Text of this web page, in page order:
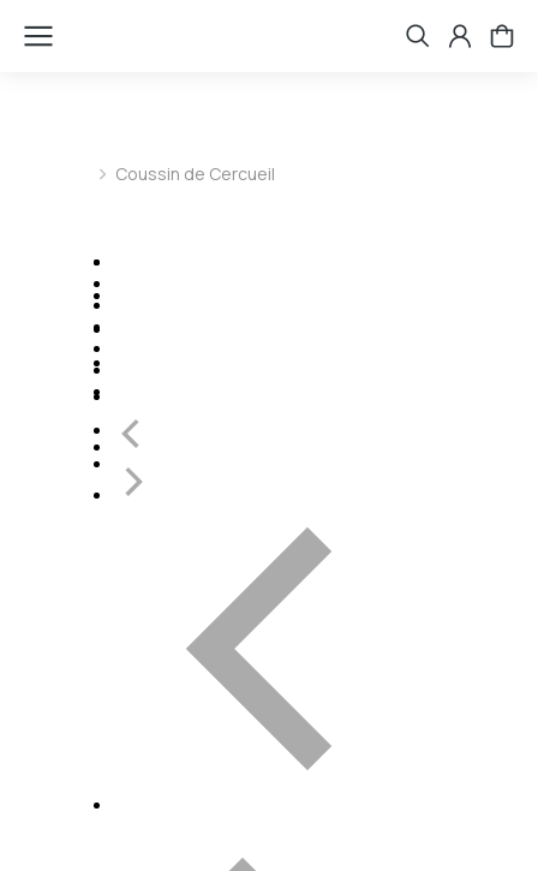
Vous êtes ici :
Coussin de Cercueil